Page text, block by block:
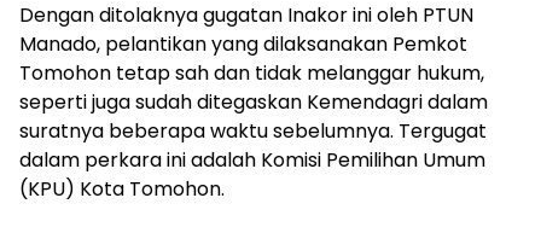
Dengan ditolaknya gugatan Inakor ini oleh PTUN
Manado, pelantikan yang dilaksanakan Pemkot
Tomohon tetap sah dan tidak melanggar hukum,
seperti juga sudah ditegaskan Kemendagri dalam
suratnya beberapa waktu sebelumnya. Tergugat
dalam perkara ini adalah Komisi Pemilihan Umum
(KPU) Kota Tomohon.